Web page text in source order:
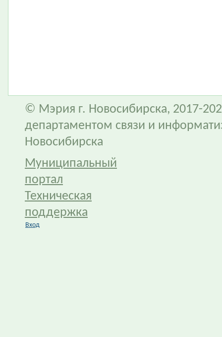
© Мэрия г. Новосибирска, 2017-
департаментом связи и
Новосибирска
Муниципальный
портал
Техническая
поддержка
Вход